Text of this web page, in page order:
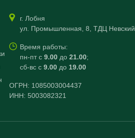
г. Лобня
ул. Промышленная, 8, ТДЦ Невский
Время работы:
пн-пт с 9.00 до 21.00;
сб-вс с 9.00 до 19.00
ОГРН: 1085003004437
ИНН: 5003082321